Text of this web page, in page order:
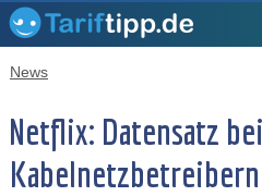
News
Netflix: Datensatz bei